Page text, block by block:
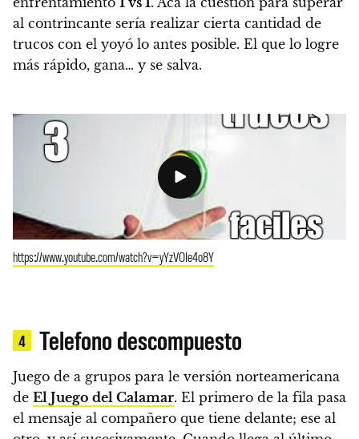
al contrincante sería realizar cierta cantidad de
trucos con el yoyó lo antes posible. El que lo logre
más rápido, gana… y se salva.
https://www.youtube.com/watch?v=yYzVOIe4o8Y
4 Telefono descompuesto
Juego de a grupos para le versión norteamericana
de El Juego del Calamar. El primero de la fila pasa
el mensaje al compañero que tiene delante; ese al